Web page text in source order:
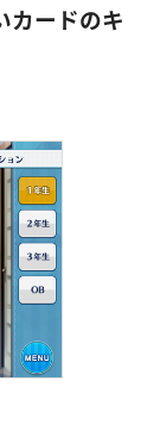
カードのキ